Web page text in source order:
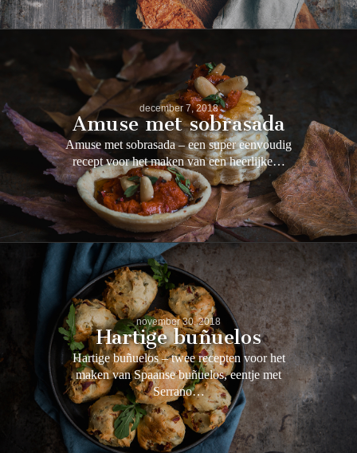
december 7, 2018
Amuse met sobrasada
Amuse met sobrasada – een super eenvoudig
recept voor het maken van een heerlijke…
november 30, 2018
Hartige buñuelos
Hartige buñuelos – twee recepten voor het
maken van Spaanse buñuelos, eentje met
Serrano…